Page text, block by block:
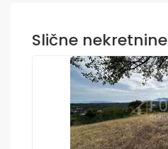
Slične nekretnine